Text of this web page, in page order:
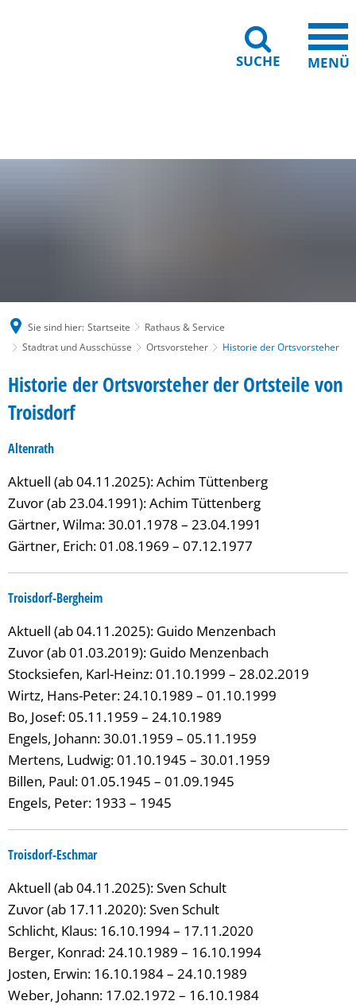
SUCHE MENÜ
Sie sind hier: Startseite
Rathaus & Service
Stadtrat und Ausschüsse
Ortsvorsteher Historie der Ortsvorsteher
Historie der Ortsvorsteher der Ortsteile von
Troisdorf
Altenrath
Aktuell (ab 04.11.2025): Achim Tüttenberg
Zuvor (ab 23.04.1991): Achim Tüttenberg
Gärtner, Wilma: 30.01.1978 – 23.04.1991
Gärtner, Erich: 01.08.1969 – 07.12.1977
Troisdorf-Bergheim
Aktuell (ab 04.11.2025): Guido Menzenbach
Zuvor (ab 01.03.2019): Guido Menzenbach
Stocksiefen, Karl-Heinz: 01.10.1999 – 28.02.2019
Wirtz, Hans-Peter: 24.10.1989 – 01.10.1999
Bo, Josef: 05.11.1959 – 24.10.1989
Engels, Johann: 30.01.1959 – 05.11.1959
Mertens, Ludwig: 01.10.1945 – 30.01.1959
Billen, Paul: 01.05.1945 – 01.09.1945
Engels, Peter: 1933 – 1945
Troisdorf-Eschmar
Aktuell (ab 04.11.2025): Sven Schult
Zuvor (ab 17.11.2020): Sven Schult
Schlicht, Klaus: 16.10.1994 – 17.11.2020
Berger, Konrad: 24.10.1989 – 16.10.1994
Josten, Erwin: 16.10.1984 – 24.10.1989
Weber, Johann: 17.02.1972 – 16.10.1984